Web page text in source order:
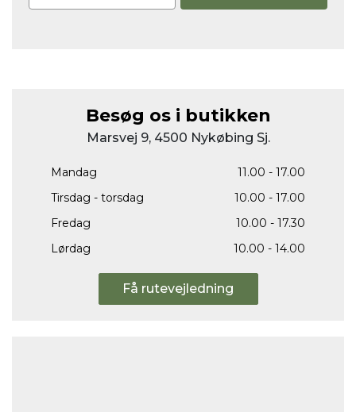
Besøg os i butikken
Marsvej 9, 4500 Nykøbing Sj.
Mandag
11.00 - 17.00
Tirsdag - torsdag
10.00 - 17.00
Fredag
10.00 - 17.30
Lørdag
10.00 - 14.00
Få rutevejledning